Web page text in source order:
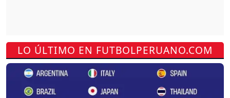
LO ÚLTIMO EN FUTBOLPERUANO.COM